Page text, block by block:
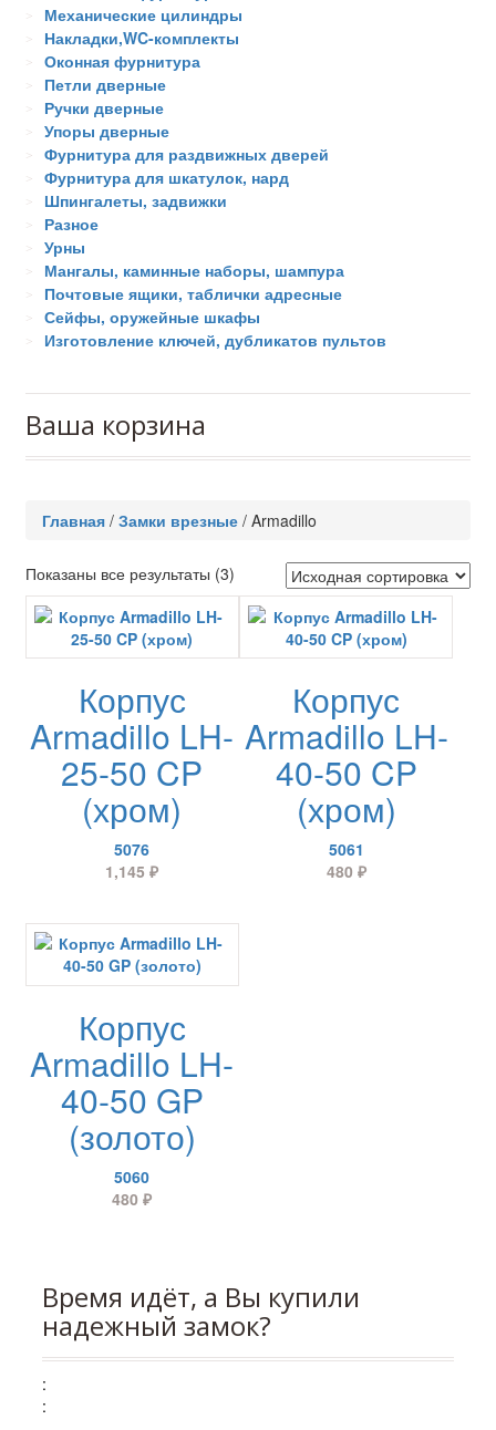
Механические цилиндры
Накладки,WC-комплекты
Оконная фурнитура
Петли дверные
Ручки дверные
Упоры дверные
Фурнитура для раздвижных дверей
Фурнитура для шкатулок, нард
Шпингалеты, задвижки
Разное
Урны
Мангалы, каминные наборы, шампура
Почтовые ящики, таблички адресные
Сейфы, оружейные шкафы
Изготовление ключей, дубликатов пультов
Ваша корзина
Главная / Замки врезные / Armadillo
Показаны все результаты (3)
Корпус
Armadillo LH-
25-50 CP
(хром)
5076
1,145₽
Корпус
Armadillo LH-
40-50 CP
(хром)
5061
480 ₽
Корпус
Armadillo LH-
40-50 GP
(золото)
5060
480₽
Время идёт, а Вы купили
надежный замок?
:
: